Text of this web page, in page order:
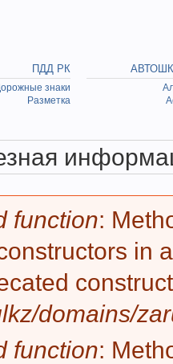
ПДД РК
знаки
Разметка
function:
in
domains/
function: